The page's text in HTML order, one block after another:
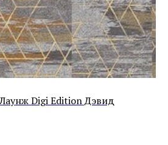
Digi Edition Дэвид